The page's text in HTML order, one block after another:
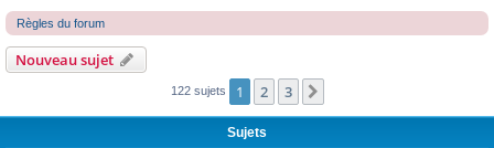
Règles du forum
Nouveau sujet
122 sujets 1 2 3
Sujets